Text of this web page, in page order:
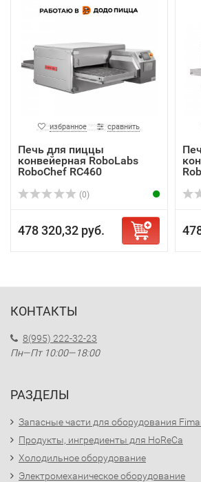
избранное сравнить
Печь для пиццы
конвейерная RoboLabs
RoboChef RC460
(0)
478 320,32 руб.
КОНТАКТЫ
8(995) 222-32-23
Пн—Пт 10:00—18:00
РАЗДЕЛЫ
Запасные части для оборудования
Продукты, ингредиенты для HoReCa
Холодильное оборудование
Электромеханическое оборудование